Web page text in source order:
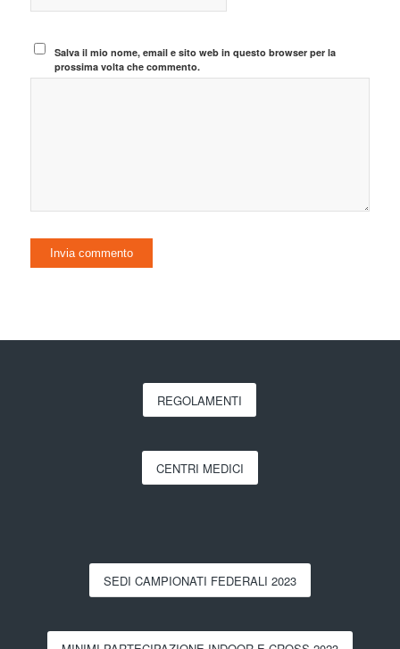
Salva il mio nome, email e sito web in questo browser per la
prossima volta che commento.
REGOLAMENTI
CENTRI MEDICI
SEDI CAMPIONATI FEDERALI 2023